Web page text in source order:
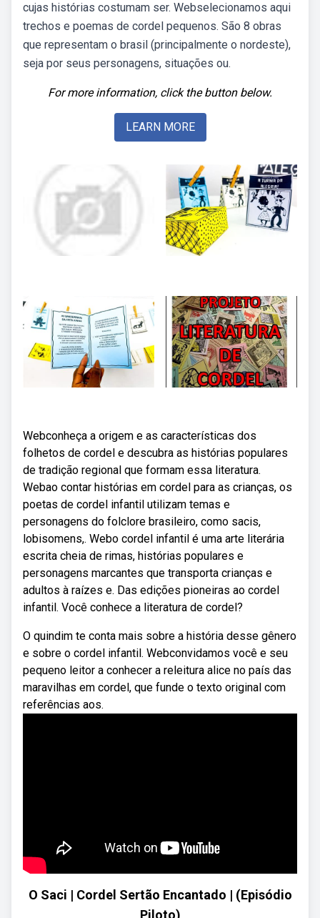
cujas histórias costumam ser. Webselecionamos aqui
trechos e poemas de cordel pequenos. São 8 obras
que representam o brasil (principalmente o nordeste),
seja por seus personagens, situações ou.
For more information, click the button below.
LEARN MORE
Webconheça a origem e as características dos
folhetos de cordel e descubra as histórias populares
de tradição regional que formam essa literatura.
Webao contar histórias em cordel para as crianças, os
poetas de cordel infantil utilizam temas e
personagens do folclore brasileiro, como sacis,
lobisomens,. Webo cordel infantil é uma arte literária
escrita cheia de rimas, histórias populares e
personagens marcantes que transporta crianças e
adultos à raízes e. Das edições pioneiras ao cordel
infantil. Você conhece a literatura de cordel?
O quindim te conta mais sobre a história desse gênero
e sobre o cordel infantil. Webconvidamos você e seu
pequeno leitor a conhecer a releitura alice no país das
maravilhas em cordel, que funde o texto original com
referências aos.
O Saci | Cordel Sertão Encantado | (Episódio
Piloto)